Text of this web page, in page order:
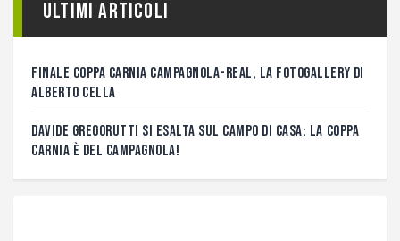
Ultimi articoli
FINALE COPPA CARNIA CAMPAGNOLA-REAL, LA FOTOGALLERY DI
ALBERTO CELLA
DAVIDE GREGORUTTI SI ESALTA SUL CAMPO DI CASA: LA COPPA
CARNIA È DEL CAMPAGNOLA!